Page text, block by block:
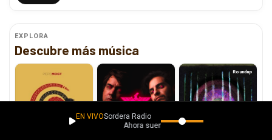
EXPLORA
Descubre más música
Roundup
EN VIVOSordera Radio
Ahora suena